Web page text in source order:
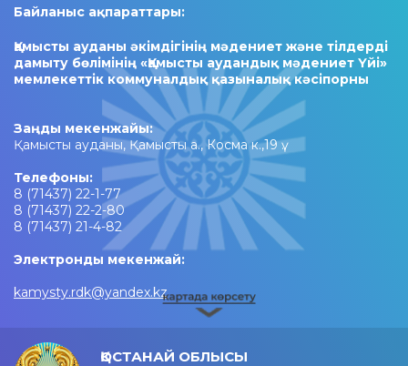
Байланыс ақпараттары:
Қамысты ауданы әкімдігінің мәдениет және тілдерді
дамыту бөлімінің «Қамысты аудандық мәдениет Үйі»
мемлекеттік коммуналдық қазыналық кәсіпорны
Заңды мекенжайы:
Қамысты ауданы, Қамысты а., Косма к.,19 ү.
Телефоны:
8 (71437) 22-1-77
8 (71437) 22-2-80
8 (71437) 21-4-82
Электронды мекенжай:
kamysty.rdk@yandex.kz
ҚОСТАНАЙ ОБЛЫСЫ